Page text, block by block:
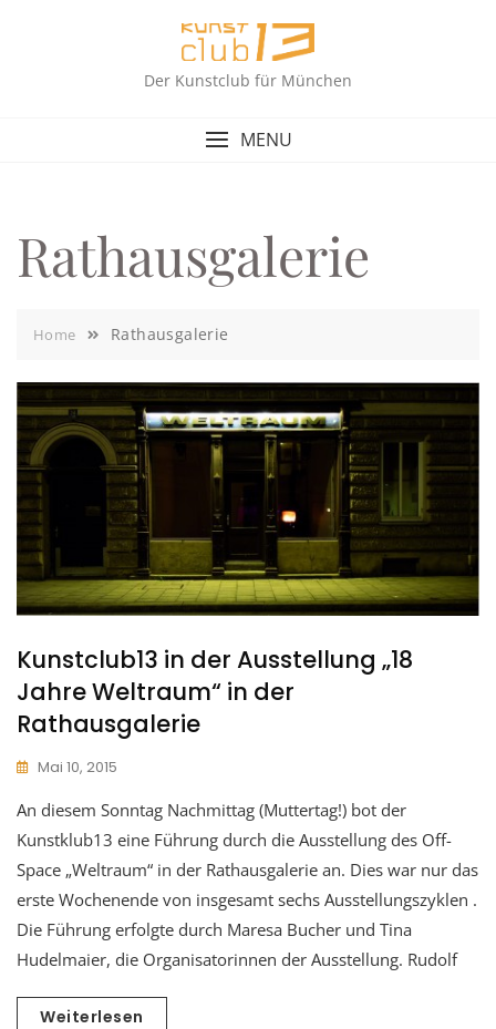
Der Kunstclub für München
MENU
Rathausgalerie
Home Rathausgalerie
Kunstclub13 in der Ausstellung „18
Jahre Weltraum“ in der
Rathausgalerie
Mai 10, 2015
An diesem Sonntag Nachmittag (Muttertag!) bot der
Kunstklub13 eine Führung durch die Ausstellung des Off-
Space „Weltraum“ in der Rathausgalerie an. Dies war nur das
erste Wochenende von insgesamt sechs Ausstellungszyklen .
Die Führung erfolgte durch Maresa Bucher und Tina
Hudelmaier, die Organisatorinnen der Ausstellung. Rudolf
Weiterlesen